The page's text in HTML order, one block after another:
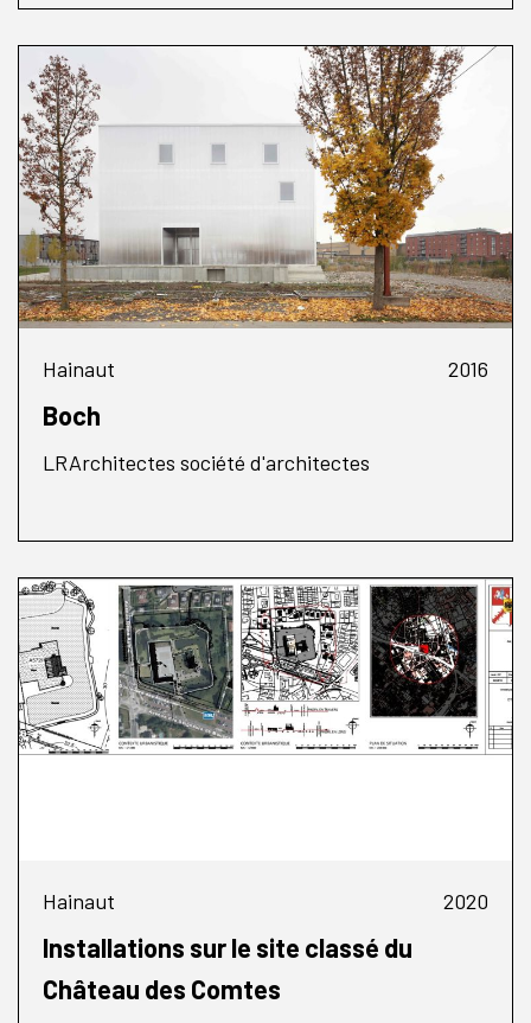
Hainaut 2016
Boch
LRArchitectes société d'architectes
Hainaut 2020
Installations sur le site classé du
Château des Comtes